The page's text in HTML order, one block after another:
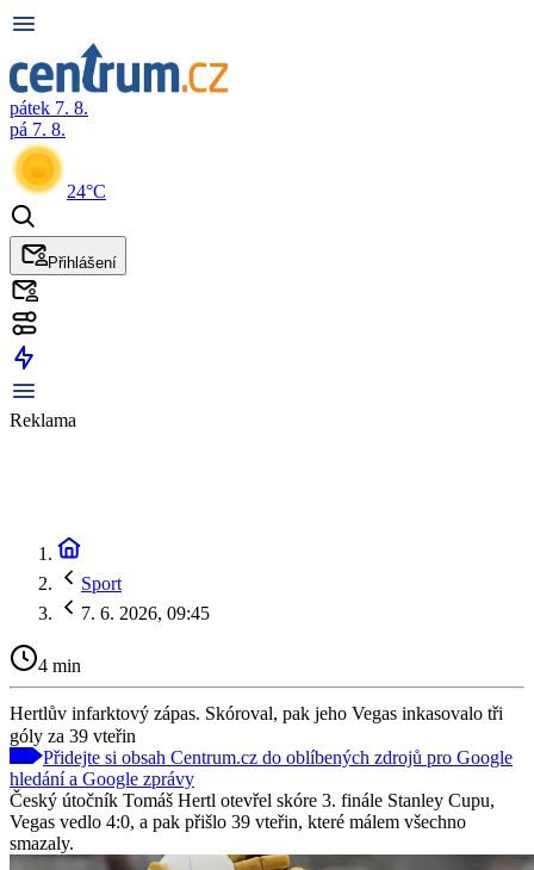
pátek 7. 8.
pá 7. 8.
24°C
Přihlášení
Reklama
Sport
7. 6. 2026, 09:45
4 min
Hertlův infarktový zápas. Skóroval, pak jeho Vegas inkasovalo tři
góly za 39 vteřin
Přidejte si obsah Centrum.cz do oblíbených zdrojů pro Google
hledání a Google zprávy
Český útočník Tomáš Hertl otevřel skóre 3. finále Stanley Cupu,
Vegas vedlo 4:0, a pak přišlo 39 vteřin, které málem všechno
smazaly.